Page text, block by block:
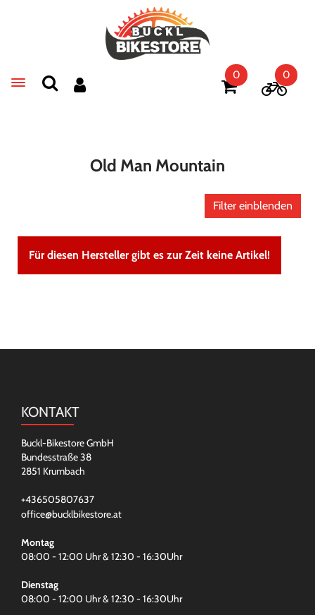
Toggle navigation
0 0
Old Man Mountain
Filter einblenden
Für diesen Hersteller gibt es zur Zeit keine Artikel!
KONTAKT
Buckl-Bikestore GmbH
Bundesstraße 38
2851 Krumbach
+436505807637
office@bucklbikestore.at
Montag
08:00 - 12:00 Uhr & 12:30 - 16:30Uhr
Dienstag
08:00 - 12:00 Uhr & 12:30 - 16:30Uhr